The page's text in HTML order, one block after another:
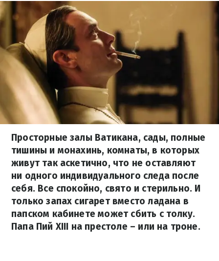
Просторные залы Ватикана, сады, полные
тишины и монахинь, комнаты, в которых
живут так аскетично, что не оставляют
ни одного индивидуального следа после
себя. Все спокойно, свято и стерильно. И
только запах сигарет вместо ладана в
папском кабинете может сбить с толку.
Папа Пий ХІІІ на престоле – или на троне.